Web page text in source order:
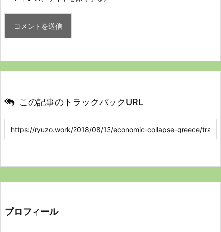
この記事のトラックバックURL
プロフィール